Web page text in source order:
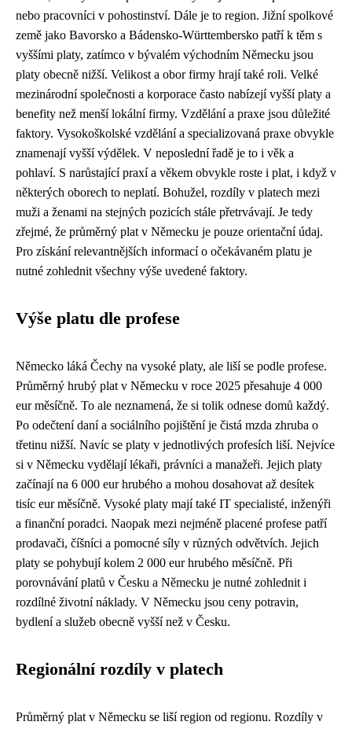
nebo pracovníci v pohostinství. Dále je to region. Jižní spolkové
země jako Bavorsko a Bádensko-Württembersko patří k těm s
vyššími platy, zatímco v bývalém východním Německu jsou
platy obecně nižší. Velikost a obor firmy hrají také roli. Velké
mezinárodní společnosti a korporace často nabízejí vyšší platy a
benefity než menší lokální firmy. Vzdělání a praxe jsou důležité
faktory. Vysokoškolské vzdělání a specializovaná praxe obvykle
znamenají vyšší výdělek. V neposlední řadě je to i věk a
pohlaví. S narůstající praxí a věkem obvykle roste i plat, i když v
některých oborech to neplatí. Bohužel, rozdíly v platech mezi
muži a ženami na stejných pozicích stále přetrvávají. Je tedy
zřejmé, že průměrný plat v Německu je pouze orientační údaj.
Pro získání relevantnějších informací o očekávaném platu je
nutné zohlednit všechny výše uvedené faktory.
Výše platu dle profese
Německo láká Čechy na vysoké platy, ale liší se podle profese.
Průměrný hrubý plat v Německu v roce 2025 přesahuje 4 000
eur měsíčně. To ale neznamená, že si tolik odnese domů každý.
Po odečtení daní a sociálního pojištění je čistá mzda zhruba o
třetinu nižší. Navíc se platy v jednotlivých profesích liší. Nejvíce
si v Německu vydělají lékaři, právníci a manažeři. Jejich platy
začínají na 6 000 eur hrubého a mohou dosahovat až desítek
tisíc eur měsíčně. Vysoké platy mají také IT specialisté, inženýři
a finanční poradci. Naopak mezi nejméně placené profese patří
prodavači, číšníci a pomocné síly v různých odvětvích. Jejich
platy se pohybují kolem 2 000 eur hrubého měsíčně. Při
porovnávání platů v Česku a Německu je nutné zohlednit i
rozdílné životní náklady. V Německu jsou ceny potravin,
bydlení a služeb obecně vyšší než v Česku.
Regionální rozdíly v platech
Průměrný plat v Německu se liší region od regionu. Rozdíly v